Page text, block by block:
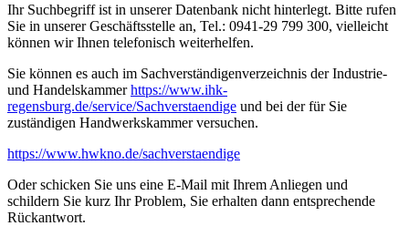
Ihr Suchbegriff ist in unserer Datenbank nicht hinterlegt. Bitte rufen
Sie in unserer Geschäftsstelle an, Tel.: 0941-29 799 300, vielleicht
können wir Ihnen telefonisch weiterhelfen.
Sie können es auch im Sachverständigenverzeichnis der Industrie-
und Handelskammerhttps://www.ihk-
regensburg.de/service/Sachverstaendige und bei der für Sie
zuständigen Handwerkskammer versuchen.
https://www.hwkno.de/sachverstaendige
Oder schicken Sie uns eine E-Mail mit Ihrem Anliegen und
schildern Sie kurz Ihr Problem, Sie erhalten dann entsprechende
Rückantwort.